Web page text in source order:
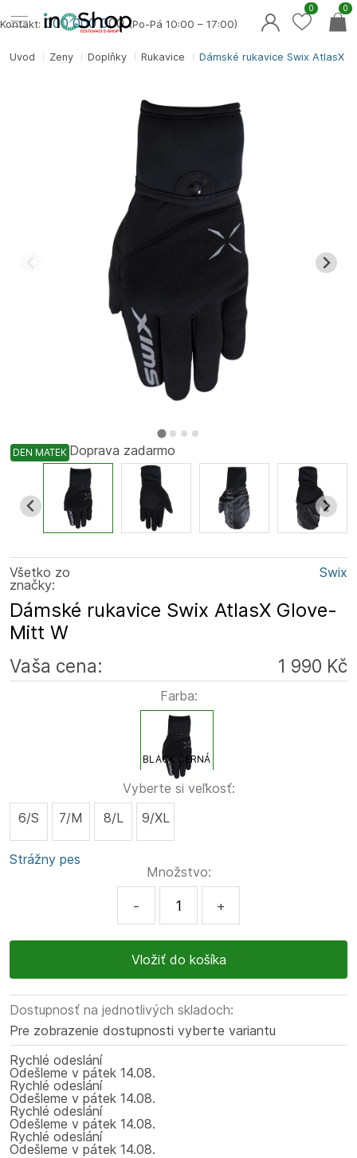
Úvod Ženy Doplňky Rukavice Dámské rukavice Swix AtlasX
DEN MATEK
Všetko zo
značky:
Swix
Dámské rukavice Swix AtlasX Glove-
Mitt W
Vaša cena: 1 990 Kč
Farba:
BLACK ČERNÁ
Vyberte si veľkosť:
6/S
7/M 8/L 9/XL
Strážny pes
Množstvo:
- +
Dostupnosť na jednotlivých skladoch:
Pre zobrazenie dostupnosti vyberte variantu
Rychlé odeslání
Odešleme v pátek 14.08.
Rychlé odeslání
Odešleme v pátek 14.08.
Rychlé odeslání
Odešleme v pátek 14.08.
Rychlé odeslání
Odešleme v pátek 14.08.
Doprava zadarmo
Kontakt: 000 000 000(Po-Pá 10:00 – 17:00)
0
0